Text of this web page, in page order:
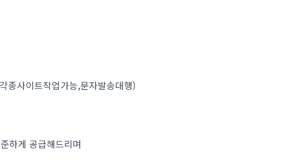
종사이트작업가능,문자발송대행)
하게 공급해드리며